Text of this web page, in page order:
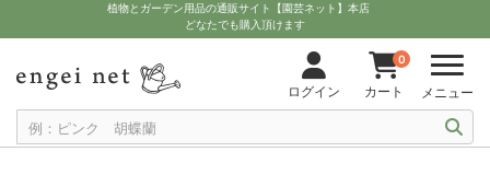
植物とガーデン用品の通販サイト【園芸ネット】本店
どなたでも購入頂けます
ログイン
0
カート メニュー